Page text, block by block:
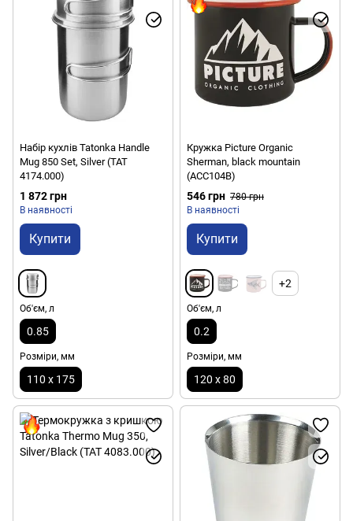
Набір кухлів Tatonka Handle
Mug 850 Set, Silver (TAT
4174.000)
1 872 грн
В наявності
Купити
Об'єм, л
0.85
Розміри, мм
110 х 175
Кружка Picture Organic
Sherman, black mountain
(ACC104B)
546 грн 780 грн
В наявності
Купити
+2
Об'єм, л
0.2
Розміри, мм
120 х 80